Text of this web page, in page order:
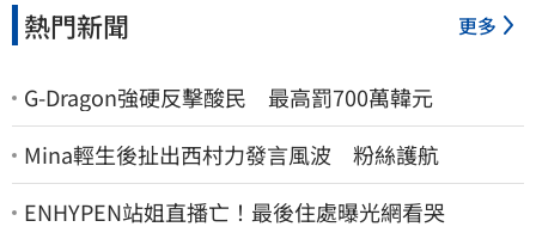
熱門新聞 更多
G-Dragon強硬反擊酸民 最高罰700萬韓元
Mina輕生後扯出西村力發言風波 粉絲護航
ENHYPEN站姐直播亡！最後住處曝光網看哭